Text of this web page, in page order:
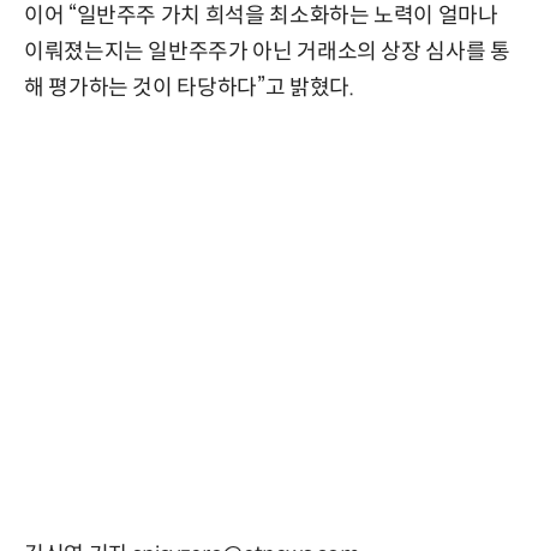
이어 “일반주주 가치 희석을 최소화하는 노력이 얼마나
이뤄졌는지는 일반주주가 아닌 거래소의 상장 심사를 통
해 평가하는 것이 타당하다”고 밝혔다.